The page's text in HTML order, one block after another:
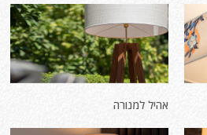
אהיל למנורה